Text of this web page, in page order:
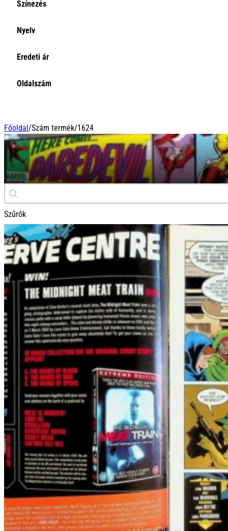
Select content
Színezés
Select content
Nyelv
Select content
Eredeti ár
Select content
Oldalszám
Főoldal /Szám termék/1624
1624
Keresés
Search content
Szűrők